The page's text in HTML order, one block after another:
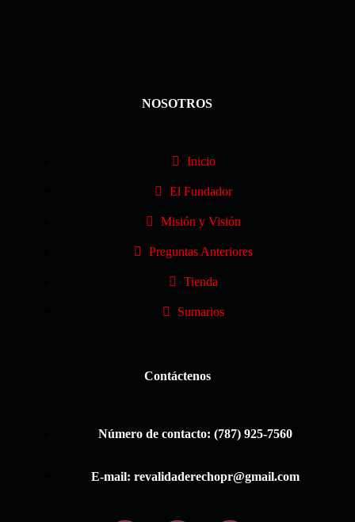
NOSOTROS
Inicio
El Fundador
Misión y Visión
Preguntas Anteriores
Tienda
Sumarios
Contáctenos
Número de contacto: (787) 925-7560
E-mail: revalidaderechopr@gmail.com